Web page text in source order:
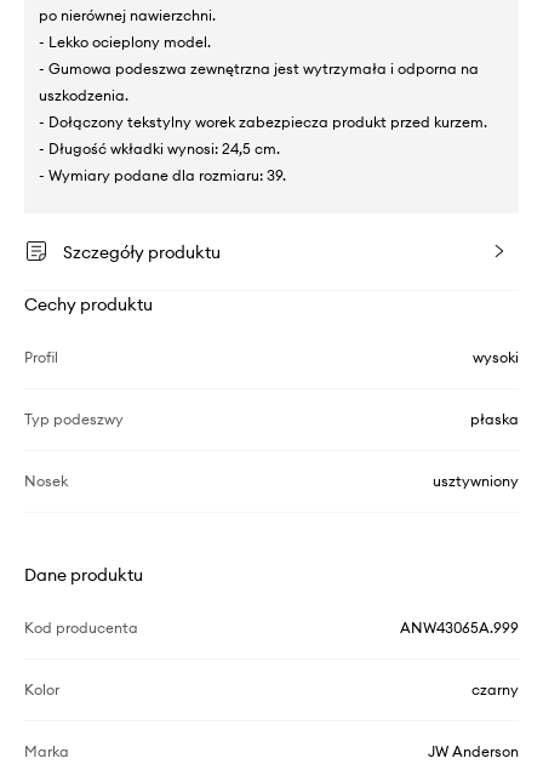
po nierównej nawierzchni.
- Lekko ocieplony model.
- Gumowa podeszwa zewnętrzna jest wytrzymała i odporna na
uszkodzenia.
- Dołączony tekstylny worek zabezpiecza produkt przed kurzem.
- Długość wkładki wynosi: 24,5 cm.
- Wymiary podane dla rozmiaru: 39.
Szczegóły produktu
Cechy produktu
Profil wysoki
Typ podeszwy płaska
Nosek usztywniony
Dane produktu
Kod producenta ANW43065A.999
Kolor czarny
Marka JW Anderson